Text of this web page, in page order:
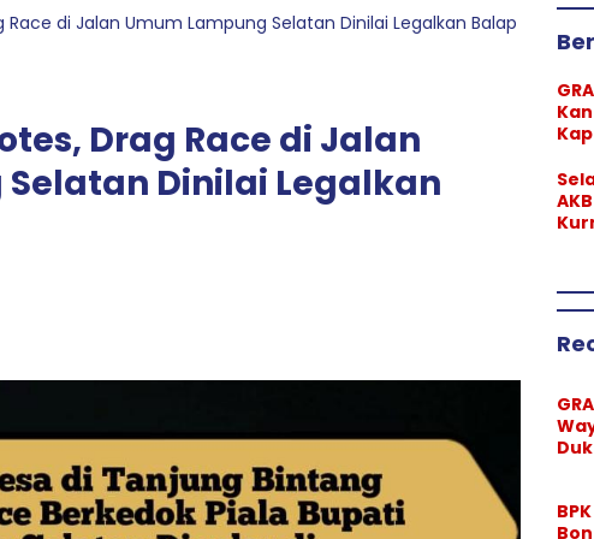
Race di Jalan Umum Lampung Selatan Dinilai Legalkan Balap
Drag Race di Jalan
Dinilai Legalkan
a
BPK